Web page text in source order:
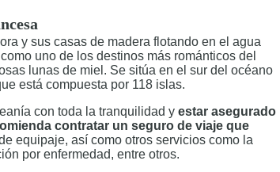
y sus casas de madera flotando en el agua
uno de los destinos más románticos del
lunas de miel. Se sitúa en el sur del océano
está compuesta por 118 islas.
con toda la tranquilidad y estar asegurado
contratar un seguro de viaje que
equipaje, así como otros servicios como la
por enfermedad, entre otros.